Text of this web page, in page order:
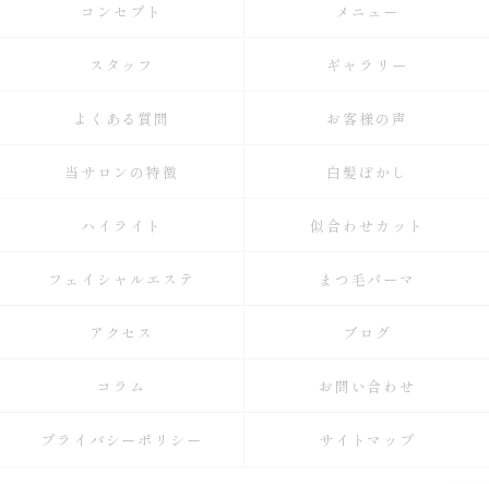
コンセプト メニュー
スタッフ ギャラリー
よくある質問 お客様の声
当サロンの特徴 白髪ぼかし
ハイライト 似合わせカット
フェイシャルエステ まつ毛パーマ
アクセス ブログ
コラム お問い合わせ
プライバシーポリシー サイトマップ